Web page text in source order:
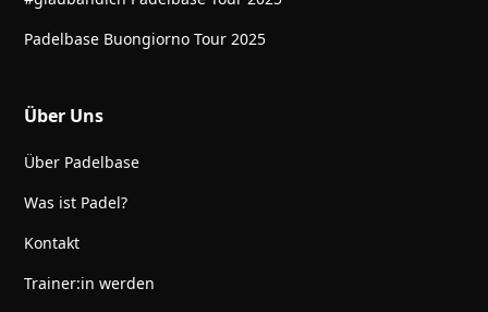
Padelbase Buongiorno Tour 2025
Über Uns
Über Padelbase
Was ist Padel?
Kontakt
Trainer:in werden